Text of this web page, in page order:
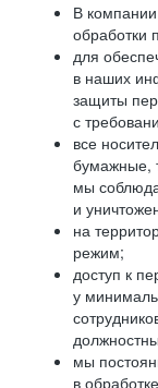
В
обработки
для
в наших
защиты
с
все
бумажные,
мы
и
на
режим;
доступ к
у
мы
в